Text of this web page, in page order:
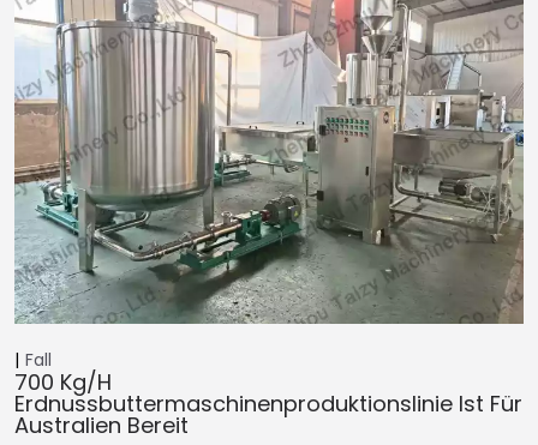
Fall
700 Kg/h
Erdnussbuttermaschinenproduktionslinie Ist Für
Australien Bereit